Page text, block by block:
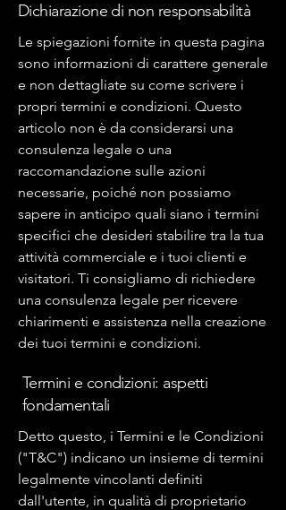
Dichiarazione di non responsabilità
Le spiegazioni fornite in questa pagina
sono informazioni di carattere generale
e non dettagliate su come scrivere i
propri termini e condizioni. Questo
articolo non è da considerarsi una
consulenza legale o una
raccomandazione sulle azioni
necessarie, poiché non possiamo
sapere in anticipo quali siano i termini
specifici che desideri stabilire tra la tua
attività commerciale e i tuoi clienti e
visitatori. Ti consigliamo di richiedere
una consulenza legale per ricevere
chiarimenti e assistenza nella creazione
dei tuoi termini e condizioni.
Termini e condizioni: aspetti
fondamentali
Detto questo, i Termini e le Condizioni
("T&C") indicano un insieme di termini
legalmente vincolanti definiti
dall'utente, in qualità di proprietario